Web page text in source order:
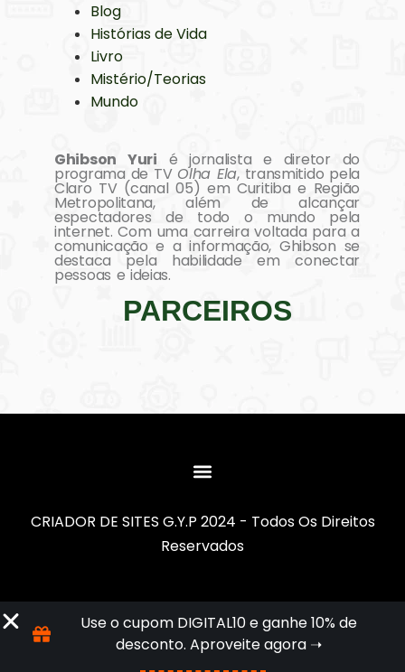
Blog
Histórias de Vida
Livro
Mistério/Teorias
Mundo
Ghibson Yuri é jornalista e diretor do
programa de TV Olha Ela, transmitido pela
Claro TV (canal 05) em Curitiba e Região
Metropolitana, além de alcançar
espectadores de todo o mundo pela
internet. Com uma carreira voltada para a
comunicação e a informação, Ghibson se
destaca pela habilidade em conectar
pessoas e ideias.
PARCEIROS
CRIADOR DE SITES G.Y.P 2024 - Todos Os Direitos
Reservados
Use o cupom DIGITAL10 e ganhe 10% de
desconto. Aproveite agora ➝